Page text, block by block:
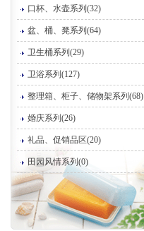
口杯、水壶系列(32)
盆、桶、凳系列(64)
卫生桶系列(29)
卫浴系列(127)
整理箱、柜子、储物架系列(68)
婚庆系列(26)
礼品、促销品区(20)
田园风情系列(0)